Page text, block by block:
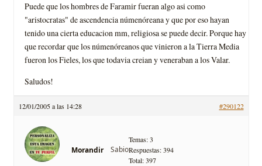
Puede que los hombres de Faramir fueran algo asi como
"aristocratas" de ascendencia númenóreana y que por eso hayan
tenido una cierta educacion mm, religiosa se puede decir. Porque hay
que recordar que los númenóreanos que vinieron a la Tierra Media
fueron los Fieles, los que todavia creian y veneraban a los Valar.
Saludos!
12/01/2005 a las 14:28 #290122
Morandir Sabio
Temas: 3
Respuestas: 394
Total: 397